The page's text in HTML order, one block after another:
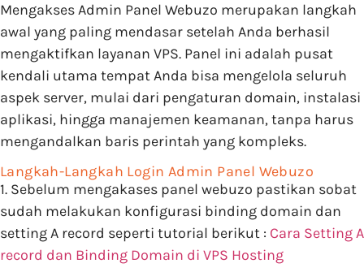
Mengakses Admin Panel Webuzo merupakan langkah
awal yang paling mendasar setelah Anda berhasil
mengaktifkan layanan VPS. Panel ini adalah pusat
kendali utama tempat Anda bisa mengelola seluruh
aspek server, mulai dari pengaturan domain, instalasi
aplikasi, hingga manajemen keamanan, tanpa harus
mengandalkan baris perintah yang kompleks.
Langkah-Langkah Login Admin Panel Webuzo
1. Sebelum mengakases panel webuzo pastikan sobat
sudah melakukan konfigurasi binding domain dan
setting A record seperti tutorial berikut : Cara Setting A
record dan Binding Domain di VPS Hosting